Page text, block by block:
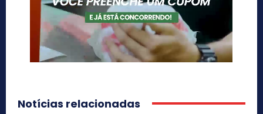
Notícias relacionadas